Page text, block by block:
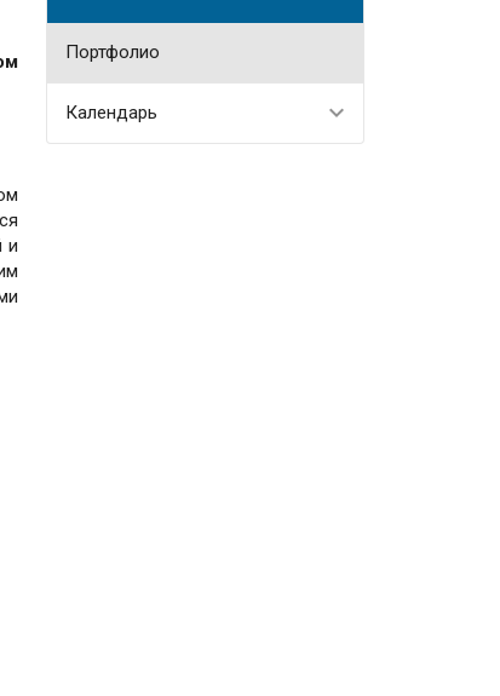
Портфолио
Календарь
и